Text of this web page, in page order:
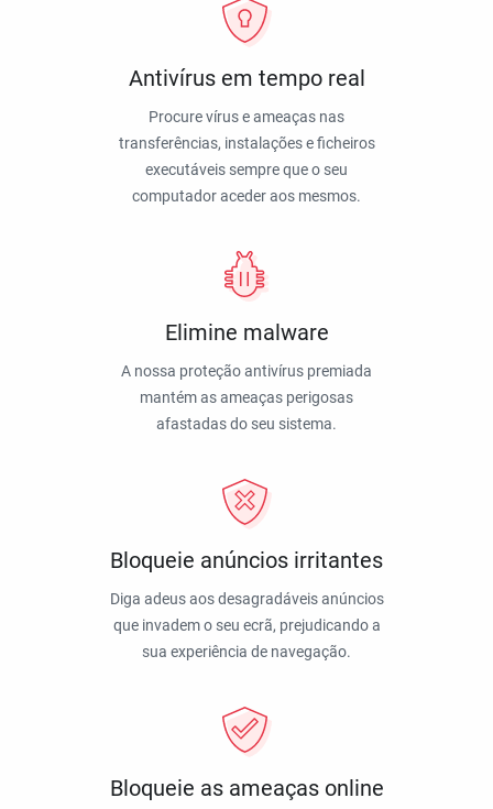
Antivírus em tempo real
Procure vírus e ameaças nas
transferências, instalações e ficheiros
executáveis sempre que o seu
computador aceder aos mesmos.
Elimine malware
A nossa proteção antivírus premiada
mantém as ameaças perigosas
afastadas do seu sistema.
Bloqueie anúncios irritantes
Diga adeus aos desagradáveis anúncios
que invadem o seu ecrã, prejudicando a
sua experiência de navegação.
Bloqueie as ameaças online